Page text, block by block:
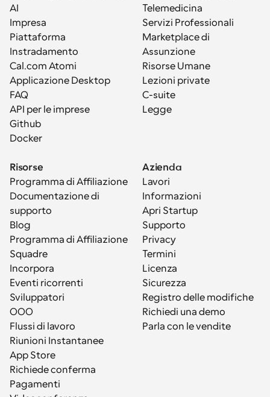
AI
Impresa
Piattaforma
Instradamento
Cal.com Atomi
Applicazione Desktop
FAQ
API per le imprese
Github
Docker
Telemedicina
Servizi Professionali
Marketplace di
Assunzione
Risorse Umane
Lezioni private
C-suite
Legge
Risorse
Programma di Affiliazione
Documentazione di
supporto
Blog
Programma di Affiliazione
Squadre
Incorpora
Eventi ricorrenti
Sviluppatori
OOO
Flussi di lavoro
Riunioni Instantanee
App Store
Richiede conferma
Pagamenti
Azienda
Lavori
Informazioni
Apri Startup
Supporto
Privacy
Termini
Licenza
Sicurezza
Registro delle modifiche
Richiedi una demo
Parla con le vendite